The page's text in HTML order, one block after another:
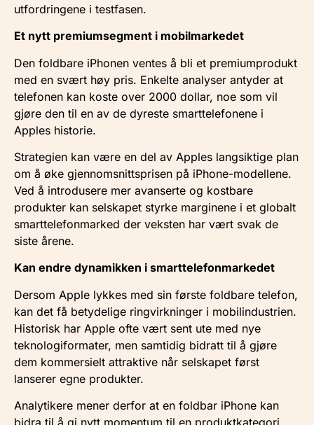
utfordringene i testfasen.
Et nytt premiumsegment i mobilmarkedet
Den foldbare iPhonen ventes å bli et premiumprodukt
med en svært høy pris. Enkelte analyser antyder at
telefonen kan koste over 2000 dollar, noe som vil
gjøre den til en av de dyreste smarttelefonene i
Apples historie.
Strategien kan være en del av Apples langsiktige plan
om å øke gjennomsnittsprisen på iPhone-modellene.
Ved å introdusere mer avanserte og kostbare
produkter kan selskapet styrke marginene i et globalt
smarttelefonmarked der veksten har vært svak de
siste årene.
Kan endre dynamikken i smarttelefonmarkedet
Dersom Apple lykkes med sin første foldbare telefon,
kan det få betydelige ringvirkninger i mobilindustrien.
Historisk har Apple ofte vært sent ute med nye
teknologiformater, men samtidig bidratt til å gjøre
dem kommersielt attraktive når selskapet først
lanserer egne produkter.
Analytikere mener derfor at en foldbar iPhone kan